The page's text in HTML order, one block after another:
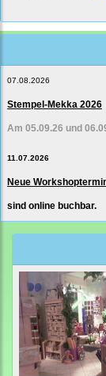
07.08.2026
Stempel-Mekka 2026
Am 05.09.26 und
11.07.2026
Neue
sind online buchbar.